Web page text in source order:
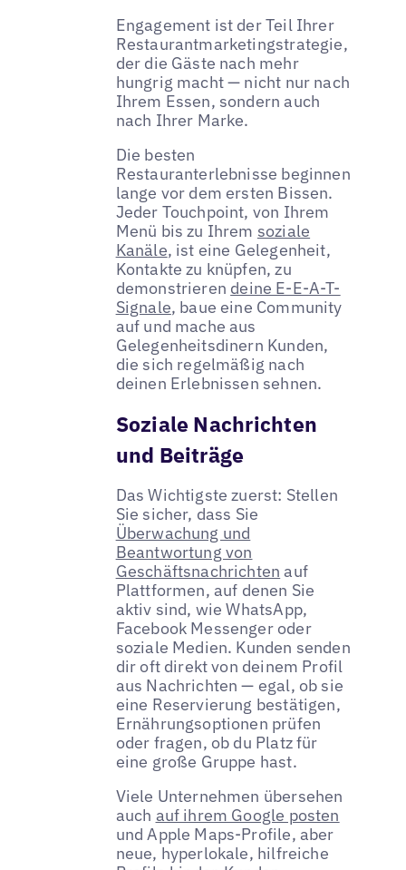
Engagement ist der Teil Ihrer
Restaurantmarketingstrategie,
der die Gäste nach mehr
hungrig macht — nicht nur nach
Ihrem Essen, sondern auch
nach Ihrer Marke.
Die besten
Restauranterlebnisse beginnen
lange vor dem ersten Bissen.
Jeder Touchpoint, von Ihrem
Menü bis zu Ihrem soziale
Kanäle, ist eine Gelegenheit,
Kontakte zu knüpfen, zu
demonstrieren deine E-E-A-T-
Signale, baue eine Community
auf und mache aus
Gelegenheitsdinern Kunden,
die sich regelmäßig nach
deinen Erlebnissen sehnen.
Soziale Nachrichten
und Beiträge
Das Wichtigste zuerst: Stellen
Sie sicher, dass Sie
Überwachung und
Beantwortung von
Geschäftsnachrichten auf
Plattformen, auf denen Sie
aktiv sind, wie WhatsApp,
Facebook Messenger oder
soziale Medien. Kunden senden
dir oft direkt von deinem Profil
aus Nachrichten — egal, ob sie
eine Reservierung bestätigen,
Ernährungsoptionen prüfen
oder fragen, ob du Platz für
eine große Gruppe hast.
Viele Unternehmen übersehen
auch auf ihrem Google posten
und Apple Maps-Profile, aber
neue, hyperlokale, hilfreiche